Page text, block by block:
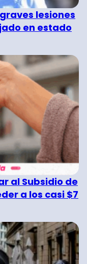
lesiones
en estado
al Subsidio de
a los casi $7